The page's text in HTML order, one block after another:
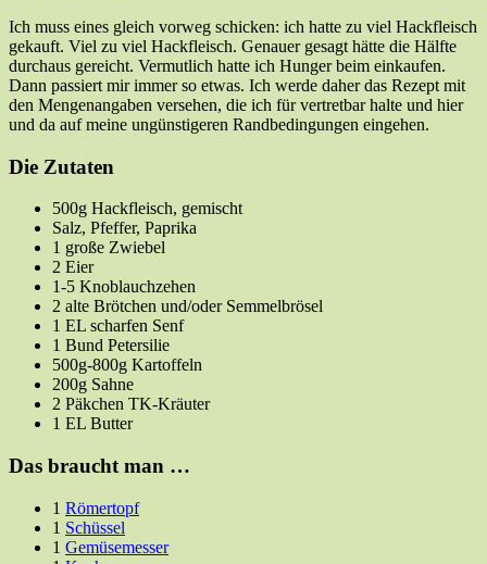
Ich muss eines gleich vorweg schicken: ich hatte zu viel Hackfleisch
gekauft. Viel zu viel Hackfleisch. Genauer gesagt hätte die Hälfte
durchaus gereicht. Vermutlich hatte ich Hunger beim einkaufen.
Dann passiert mir immer so etwas. Ich werde daher das Rezept mit
den Mengenangaben versehen, die ich für vertretbar halte und hier
und da auf meine ungünstigeren Randbedingungen eingehen.
Die Zutaten
500g Hackfleisch, gemischt
Salz, Pfeffer, Paprika
1 große Zwiebel
2 Eier
1-5 Knoblauchzehen
2 alte Brötchen und/oder Semmelbrösel
1 EL scharfen Senf
1 Bund Petersilie
500g-800g Kartoffeln
200g Sahne
2 Päkchen TK-Kräuter
1 EL Butter
Das braucht man …
1 Römertopf
1 Schüssel
1 Gemüsemesser